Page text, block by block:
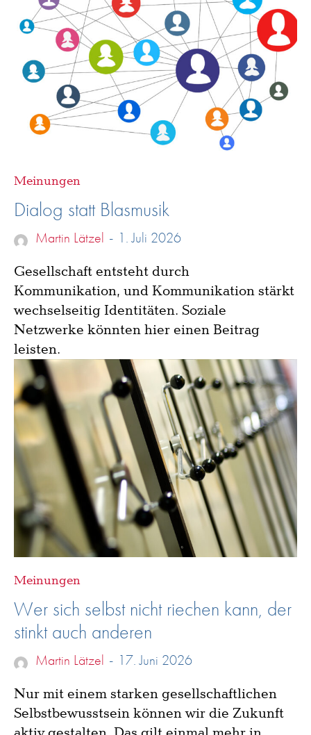
Meinungen
Dialog statt Blasmusik
Martin Lätzel - 1. Juli 2026
Gesellschaft entsteht durch
Kommunikation, und Kommunikation stärkt
wechselseitig Identitäten. Soziale
Netzwerke könnten hier einen Beitrag
leisten.
Meinungen
Wer sich selbst nicht riechen kann, der
stinkt auch anderen
Martin Lätzel - 17. Juni 2026
Nur mit einem starken gesellschaftlichen
Selbstbewusstsein können wir die Zukunft